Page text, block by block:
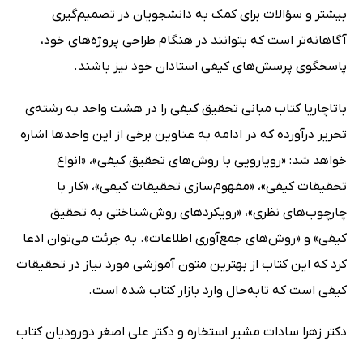
بیشتر و سؤالات برای کمک به دانشجویان در تصمیم‌گیری
آگاهانه‌تر است که بتوانند در هنگام طراحی پروژه‌های خود،
پاسخگوی پرسش‌های کیفی استادان خود نیز باشند.
باتاچاریا کتاب مبانی تحقیق کیفی را در هشت واحد به رشته‌ی
تحریر درآورده که در ادامه به عناوین برخی از این واحدها اشاره
خواهد شد: «رویارویی با روش‌های تحقیق کیفی»، «انواع
تحقیقات کیفی»، «مفهوم‌سازی تحقیقات کیفی»، «کار با
چارچوب‌های نظری»، «رویکردهای روش‌شناختی به تحقیق
کیفی» و «روش‌های جمع‌آوری اطلاعات». به جرئت می‌توان ادعا
کرد که این کتاب از بهترین متون آموزشی مورد نیاز در تحقیقات
کیفی است که تابه‌حال وارد بازار کتاب شده است.
دکتر زهرا سادات مشیر استخاره و دکتر علی اصغر دورودیان کتاب